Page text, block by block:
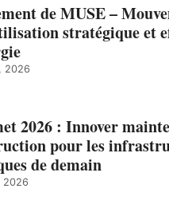
de MUSE –
stratégique et
2026
2026 : Innover
pour les
de demain
2026